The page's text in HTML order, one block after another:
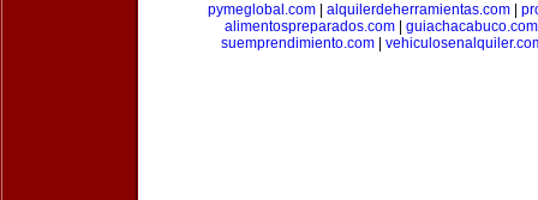
pymeglobal.com| alquilerdeherramientas.com|
alimentospreparados.com| guiachacabuco.com
suemprendimiento.com|